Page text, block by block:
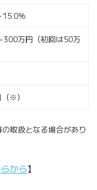
15.0％
300万円（初回は50万
※）
取扱となる場合があり
から】